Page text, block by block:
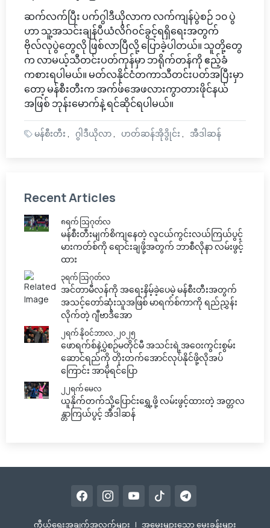
ဆက်လက်ပြီး ပက်ဂွါဒီယိုလာက လက်ကျန်ပွဲစဉ် ၁၀ ပွဲ
ဟာ သူ့အသင်းချန်ပီယံလိဂ်ဝင်ခွင့်ရရှိရေးအတွက်
ဗိုလ်လုပွဲတွေလို ဖြစ်လာပြီလို့ ပြောခဲ့ပါတယ်။ သူတို့တွေ
က လာမယ့်သီတင်းပတ်ကုန်မှာ ဘရိုက်တန်ကို ဧည့်ခံ
ကစားရပါမယ်။ မတ်လနိုင်ငံတကာသီတင်းပတ်အပြီးမှာ
တော့ မန်စီးတီးက အက်ဖ်အေဖလားကွာတားဖိုင်နယ်
အဖြစ် ဘုန်းမောက်နဲ့ ရင်ဆိုင်ရပါမယ်။
မန်စီးတီး ဂွါဒီယိုလာ ဟတ်ဆန်အိုဒွိုင်း အီဒါဆန်
Recent Articles
၈ရက် သြဂုတ်လ
မန်စီးတီးမျက်စိကျနေတဲ့ လူငယ်ကွင်းလယ်ကြယ်ပွင့်
မားကတ်စ်ကို ရောင်းချဖို့အတွက် ဘာစီလိုနာ လမ်းဖွင့်
ထား
၃ရက် သြဂုတ်လ
အင်တာမီလန်ကို အရေးနိမ့်ခဲ့ပေမဲ့ မန်စီးတီးအတွက်
အသင့်တော်ဆုံးသူအဖြစ် မာရက်စ်ကာကို ရည်ညွှန်း
လိုက်တဲ့ ဂျီဗာဒီအော
၂ရက် နိုဝင်ဘာလ, ၂၀၂၅
ဖောရက်စ်နဲ့ပွဲစဉ်မတိုင်မီ အသင်းရဲ့အဝေးကွင်းစွမ်း
ဆောင်ရည်ကို တိုးတက်အောင်လုပ်နိုင်ဖို့လိုအပ်
ကြောင်း အာမိုရင်ပြော
၂၂ရက် မေလ
ယူနိုက်တက်သို့ပြောင်းရွှေ့ဖို့ လမ်းဖွင့်ထားတဲ့ အတ္တလ
န္တာကြယ်ပွင့် အီဒါဆန်
ကီုယ်ရေးအချက်အလက်များ | အမေးများသော မေးခွန်းများ